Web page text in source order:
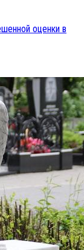
оценки в